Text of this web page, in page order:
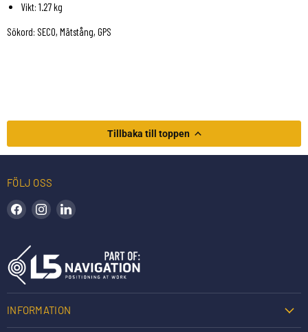
Vikt: 1.27 kg
Sökord: SECO, Mätstång, GPS
Tillbaka till toppen
FÖLJ OSS
Hitta oss på Facebook
Hitta oss på Instagram
INFORMATION